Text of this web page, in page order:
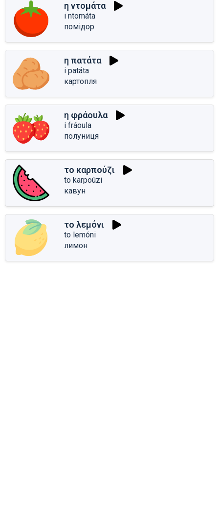
η ντομάτα
i ntomáta
помідор
η πατάτα
i patáta
картопля
η φράουλα
i fráoula
полуниця
το καρπούζι
to karpoúzi
кавун
το λεμόνι
to lemóni
лимон